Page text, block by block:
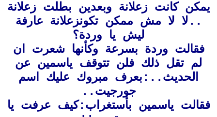
يمكن كانت زعلانة وبعدين بطلت زعلانة
..لا لا مش ممكن تكونزعلانة عارفة
ليش يا وردة؟
فقالت وردة بسرعة وكأنها شعرت ان
لم تقل ذلك فلن تتوقف ياسمين عن
الحديث..:بعرف مبروك عليك اسم
جورجيت..
فقالت ياسمين بأستغراب:كيف عرفت يا